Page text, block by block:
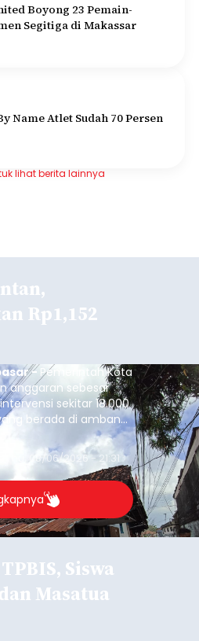
Boyong 23 Pemain-
Segitiga di Makassar
Name Atlet Sudah 70 Persen
lihat berita lainnya
Rp1,152
- Pemerintah Kota
anggaran sebesar
sekitar 18.000
berada di ambang
strategis ini diambil
yang berada pada
agar tidak
Thu, 08/06/2026 - 21:31
Siswa
Masatua